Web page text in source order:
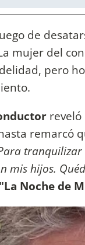
de
mujer del
pero
remarcó
mis hijos.
"La Noche de